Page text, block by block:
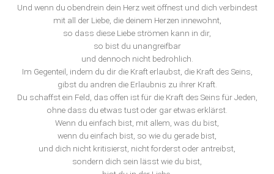
Und wenn du obendrein dein Herz weit öffnest und dich verbindest
mit all der Liebe, die deinem Herzen innewohnt,
so dass diese Liebe strömen kann in dir,
so bist du unangreifbar
und dennoch nicht bedrohlich.
Im Gegenteil, indem du dir die Kraft erlaubst, die Kraft des Seins,
gibst du andren die Erlaubnis zu ihrer Kraft.
Du schaffst ein Feld, das offen ist für die Kraft des Seins für Jeden,
ohne dass du etwas tust oder gar etwas erklärst.
Wenn du einfach bist, mit allem, was du bist,
wenn du einfach bist, so wie du gerade bist,
und dich nicht kritisierst, nicht forderst oder antreibst,
sondern dich sein lässt wie du bist,